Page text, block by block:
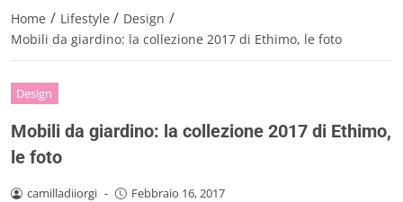
Home / Lifestyle / Design /
Mobili da giardino: la collezione 2017 di Ethimo, le foto
Design
Mobili da giardino: la collezione 2017 di Ethimo,
le foto
camilladiiorgi - Febbraio 16, 2017